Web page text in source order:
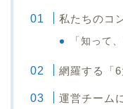
私たちのコ
「知って
網羅する「6
運営チーム